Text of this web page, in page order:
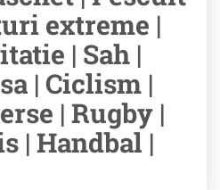
extreme |
| Sah |
| Ciclism |
| Rugby |
| Handbal |